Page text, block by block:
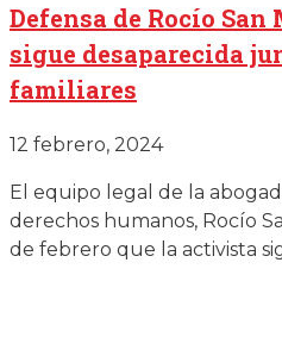
Defensa de Rocío
sigue desaparecida
familiares
12 febrero, 2024
El equipo legal de la
derechos humanos, Rocío
de febrero que la activista